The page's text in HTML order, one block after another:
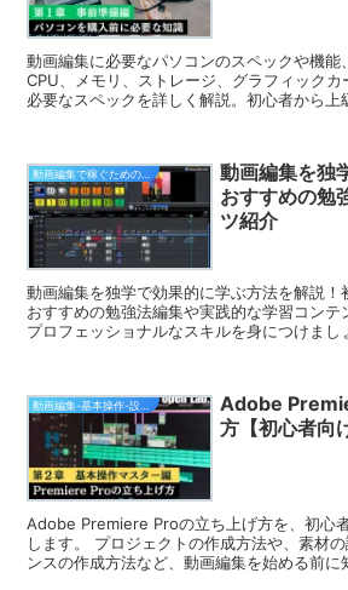
動画編集に必要なパソコンのスペックや機能
CPU、メモリ、ストレージ、グラフィックカ
必要なスペックを詳しく解説。初心者から上
動画編集を独
おすすめの勉
ツ紹介
動画編集を独学で効果的に学ぶ方法を解説！
おすすめの勉強法編集や実践的な学習コンテ
プロフェッショナルなスキルを身につけまし
Adobe
方【初心者向
Adobe Premiere Proの立ち上げ方を、初心
します。 プロジェクトの作成方法や、素材
ンスの作成方法など、動画編集を始める前に